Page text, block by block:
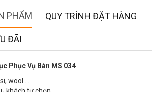
PHẨM QUY TRÌNH ĐẶT HÀNG
ĐÃI
Phục Vụ Bàn MS 034
wool ….